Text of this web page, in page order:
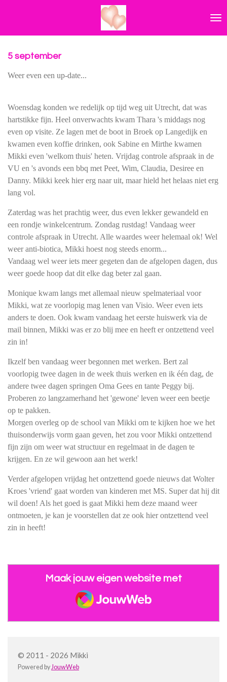
hoofdinhoud
5 september
Weer even een up-date...
Woensdag konden we redelijk op tijd weg uit Utrecht, dat was
hartstikke fijn. Heel onverwachts kwam Thara 's middags nog
even op visite. Ze lagen met de boot in Broek op Langedijk en
kwamen even koffie drinken, ook Sabine en Mirthe kwamen
Mikki even 'welkom thuis' heten. Vrijdag controle afspraak in de
VU en 's avonds een bbq met Peet, Wim, Claudia, Desiree en
Danny. Mikki keek hier erg naar uit, maar hield het helaas niet erg
lang vol.
Zaterdag was het prachtig weer, dus even lekker gewandeld en
een rondje winkelcentrum. Zondag rustdag! Vandaag weer
controle afspraak in Utrecht. Alle waardes weer helemaal ok! Wel
weer anti-biotica, Mikki hoest nog steeds enorm...
Vandaag wel weer iets meer gegeten dan de afgelopen dagen, dus
weer goede hoop dat dit elke dag beter zal gaan.
Monique kwam langs met allemaal nieuw spelmateriaal voor
Mikki, wat ze voorlopig mag lenen van Visio. Weer even iets
anders te doen. Ook kwam vandaag het eerste huiswerk via de
mail binnen, Mikki was er zo blij mee en heeft er ontzettend veel
zin in!
Ikzelf ben vandaag weer begonnen met werken. Bert zal
voorlopig twee dagen in de week thuis werken en ik één dag, de
andere twee dagen springen Oma Gees en tante Peggy bij.
Proberen zo langzamerhand het 'gewone' leven weer een beetje
op te pakken.
Morgen overleg op de school van Mikki om te kijken hoe we het
thuisonderwijs vorm gaan geven, het zou voor Mikki ontzettend
fijn zijn om weer wat structuur en regelmaat in de dagen te
krijgen. En ze wil gewoon aan het werk!
Verder afgelopen vrijdag het ontzettend goede nieuws dat Wolter
Kroes 'vriend' gaat worden van kinderen met MS. Super dat hij dit
wil doen! Als het goed is gaat Mikki hem deze maand weer
ontmoeten, je kan je voorstellen dat ze ook hier ontzettend veel
zin in heeft!
Maak jouw eigen website met
JouwWeb
© 2011 - 2026 Mikki
Powered byJouwWeb